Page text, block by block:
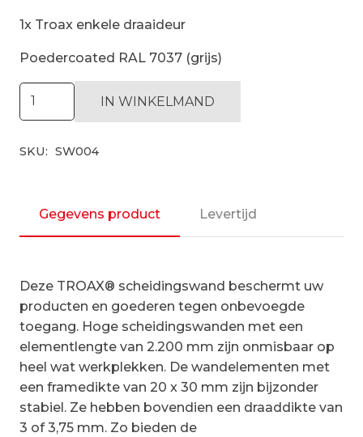
1x Troax enkele draaideur
Poedercoated RAL 7037 (grijs)
Scheidingswand
vorm,
(BxLxH)
incl.
deur
aantal
IN WINKELMAND
SKU: SW004
Gegevens product Levertijd
Deze TROAX® scheidingswand beschermt uw
producten en goederen tegen onbevoegde
toegang. Hoge scheidingswanden met een
elementlengte van 2.200 mm zijn onmisbaar op
heel wat werkplekken. De wandelementen met
een framedikte van 20 x 30 mm zijn bijzonder
stabiel. Ze hebben bovendien een draaddikte van
3 of 3,75 mm. Zo bieden de